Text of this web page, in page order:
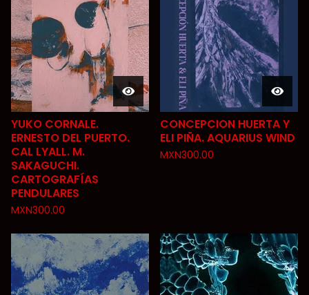
YUKO CORNALE.
ERNESTO DEL PUERTO.
CAL LYALL. M.
SAKAGUCHI.
CARTOGRAFÍAS
PENDULARES
MXN300.00
CONCEPCION HUERTA Y
ELI PIÑA. AQUARIUS WIND
MXN300.00